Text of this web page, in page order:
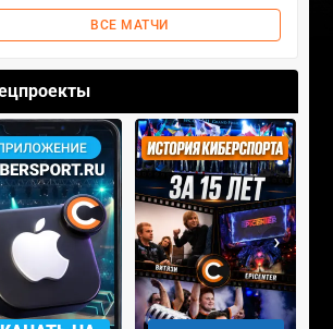
ВСЕ МАТЧИ
›